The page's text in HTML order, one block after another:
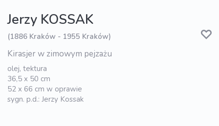
Jerzy KOSSAK
(1886 Kraków - 1955 Kraków)
Kirasjer w zimowym pejzażu
olej, tektura
36,5 x 50 cm
52 x 66 cm w oprawie
sygn. p.d.: Jerzy Kossak